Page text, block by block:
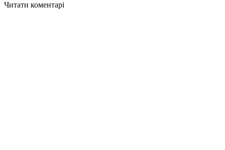
Читати коментарі